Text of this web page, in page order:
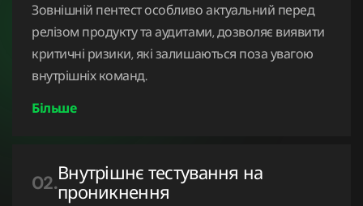
Зовнішній пентест особливо актуальний перед
релізом продукту та аудитами, дозволяє виявити
критичні ризики, які залишаються поза увагою
внутрішніх команд.
02.Внутрішнє тестування на
проникнення
10.Тестування на проникнення в GCP
Тестування на проникнення в
Azure
Пентест з об'єктивною орієнтацією